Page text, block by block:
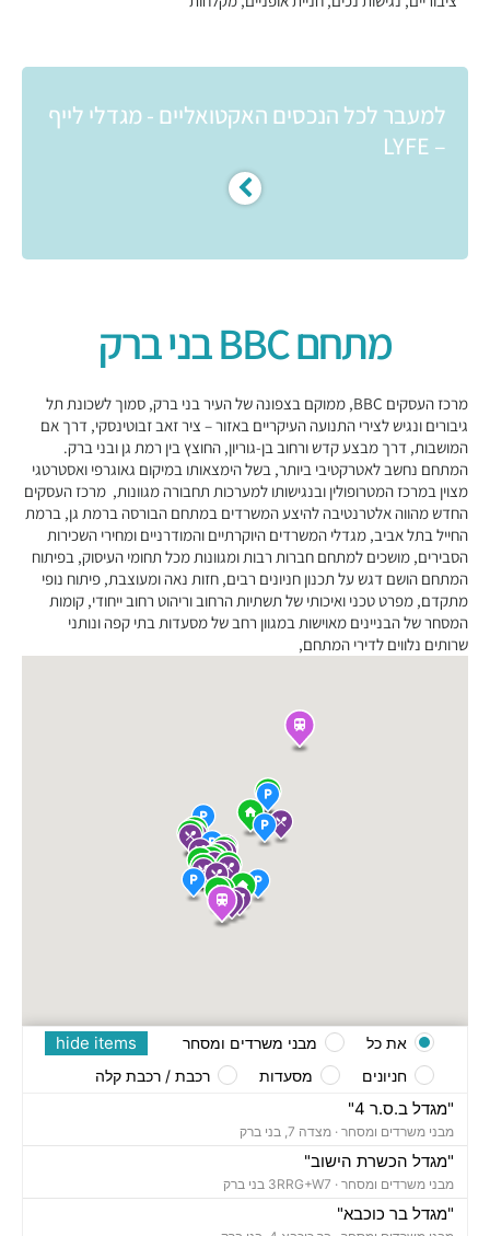
למעבר לכל הנכסים האקטואליים - מגדלי לייף
– LYFE
מתחם BBC בני ברק
מרכז העסקים BBC, ממוקם בצפונה של העיר בני ברק, סמוך לשכונת תל
גיבורים ונגיש לצירי התנועה העיקריים באזור – ציר זאב זבוטינסקי, דרך אם
המושבות, דרך מבצע קדש ורחוב בן-גוריון, החוצץ בין רמת גן ובני ברק.
המתחם נחשב לאטרקטיבי ביותר, בשל הימצאותו במיקום גאוגרפי ואסטרטגי
מצוין במרכז המטרופולין ובנגישותו למערכות תחבורה מגוונות, מרכז העסקים
החדש מהווה אלטרנטיבה להיצע המשרדים במתחם הבורסה ברמת גן, ברמת
החייל בתל אביב, מגדלי המשרדים היוקרתיים והמודרניים ומחירי השכירות
הסבירים, מושכים למתחם חברות רבות ומגוונות מכל תחומי העיסוק, בפיתוח
המתחם הושם דגש על תכנון חניונים רבים, חזות נאה ומעוצבת, פיתוח נופי
מתקדם, מפרט טכני ואיכותי של תשתיות הרחוב וריהוט רחוב ייחודי, קומות
המסחר של הבניינים מאוישות במגוון רחב של מסעדות בתי קפה ונותני
שרותים נלווים לדירי המתחם,
"מגדל ב.ס.ר 4"
מבני משרדים ומסחר · מצדה 7, בני ברק
"מגדל הכשרת הישוב"
מבני משרדים ומסחר ·
"מגדל בר כוכבא"
hide items את כל
מבני משרדים ומסחר
חניונים
מסעדות רכבת / רכבת קלה